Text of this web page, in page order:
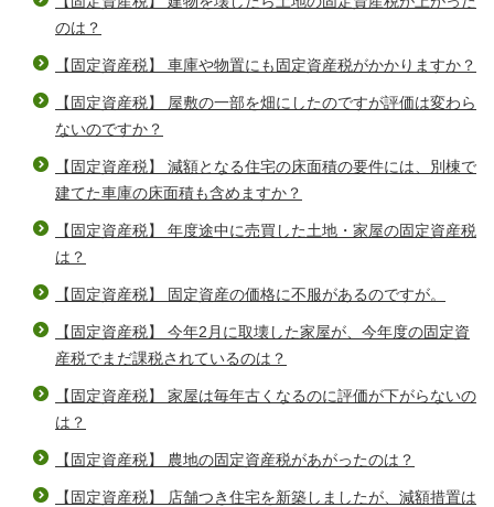
のは？
【固定資産税】 車庫や物置にも固定資産税がかかりますか？
【固定資産税】 屋敷の一部を畑にしたのですが評価は変わら
ないのですか？
【固定資産税】 減額となる住宅の床面積の要件には、別棟で
建てた車庫の床面積も含めますか？
【固定資産税】 年度途中に売買した土地・家屋の固定資産税
は？
【固定資産税】 固定資産の価格に不服があるのですが。
【固定資産税】 今年2月に取壊した家屋が、今年度の固定資
産税でまだ課税されているのは？
【固定資産税】 家屋は毎年古くなるのに評価が下がらないの
は？
【固定資産税】 農地の固定資産税があがったのは？
【固定資産税】 店舗つき住宅を新築しましたが、減額措置は